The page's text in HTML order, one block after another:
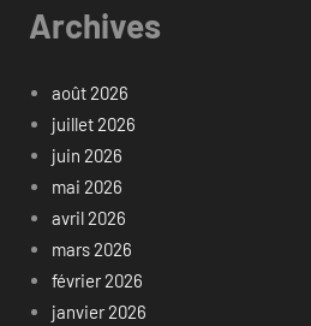
Archives
août 2026
juillet 2026
juin 2026
mai 2026
avril 2026
mars 2026
février 2026
janvier 2026